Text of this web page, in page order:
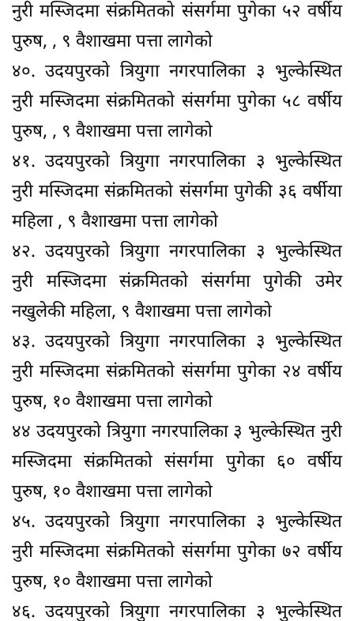
नुरी मस्जिदमा संक्रमितको संसर्गमा पुगेका ५२ वर्षीय
पुरुष, , ९ वैशाखमा पत्ता लागेको
४०. उदयपुरको त्रियुगा नगरपालिका ३ भुल्केस्थित
नुरी मस्जिदमा संक्रमितको संसर्गमा पुगेका ५८ वर्षीय
पुरुष, , ९ वैशाखमा पत्ता लागेको
४१. उदयपुरको त्रियुगा नगरपालिका ३ भुल्केस्थित
नुरी मस्जिदमा संक्रमितको संसर्गमा पुगेकी ३६ वर्षीया
महिला , ९ वैशाखमा पत्ता लागेको
४२. उदयपुरको त्रियुगा नगरपालिका ३ भुल्केस्थित
नुरी मस्जिदमा संक्रमितको संसर्गमा पुगेकी उमेर
नखुलेकी महिला, ९ वैशाखमा पत्ता लागेको
४३. उदयपुरको त्रियुगा नगरपालिका ३ भुल्केस्थित
नुरी मस्जिदमा संक्रमितको संसर्गमा पुगेका २४ वर्षीय
पुरुष, १० वैशाखमा पत्ता लागेको
४४ उदयपुरको त्रियुगा नगरपालिका ३ भुल्केस्थित नुरी
मस्जिदमा संक्रमितको संसर्गमा पुगेका ६० वर्षीय
पुरुष, १० वैशाखमा पत्ता लागेको
४५. उदयपुरको त्रियुगा नगरपालिका ३ भुल्केस्थित
नुरी मस्जिदमा संक्रमितको संसर्गमा पुगेका ७२ वर्षीय
पुरुष, १० वैशाखमा पत्ता लागेको
४६. उदयपुरको त्रियुगा नगरपालिका ३ भुल्केस्थित